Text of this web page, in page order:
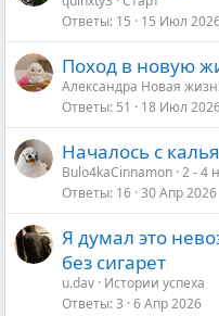
Ответы 15 15 Июл
Поход в новую
Александра Новая
Ответы 51 18 Июл
Началось с
Bulo4kaCinnamon 2 - 4
Ответы 16 30 Апр 2026
Я думал это
без сигарет
u.dav Истории успеха
Ответы 3 6 Апр 2026